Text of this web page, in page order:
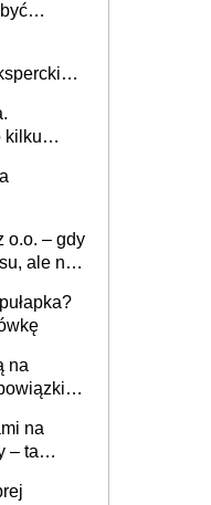
-
kilku
o.o. – gdy
ale nie
na
w
na
– ta